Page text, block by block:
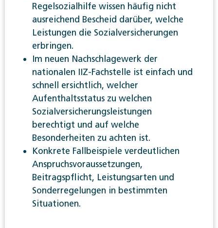
Regelsozialhilfe wissen häufig nicht
ausreichend Bescheid darüber, welche
Leistungen die Sozialversicherungen
erbringen.
Im neuen Nachschlagewerk der
nationalen IIZ-Fachstelle ist einfach und
schnell ersichtlich, welcher
Aufenthaltsstatus zu welchen
Sozialversicherungsleistungen
berechtigt und auf welche
Besonderheiten zu achten ist.
Konkrete Fallbeispiele verdeutlichen
Anspruchsvoraussetzungen,
Beitragspflicht, Leistungsarten und
Sonderregelungen in bestimmten
Situationen.